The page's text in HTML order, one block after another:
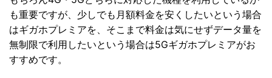
も重要ですが、少しでも月額料金を安くしたいという場合
はギガホプレミアを、そこまで料金は気にせずデータ量を
無制限で利用したいという場合は5Gギガホプレミアがお
すすめです。